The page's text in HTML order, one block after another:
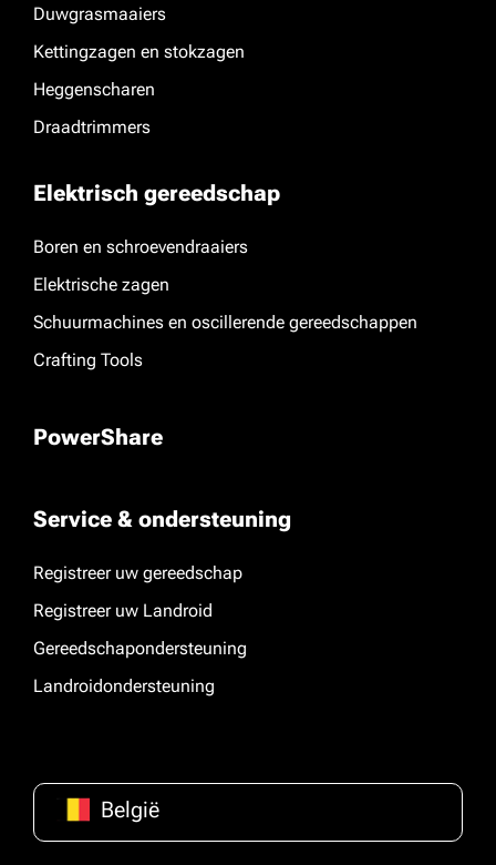
Duwgrasmaaiers
Kettingzagen en stokzagen
Heggenscharen
Draadtrimmers
Elektrisch gereedschap
Boren en schroevendraaiers
Elektrische zagen
Schuurmachines en oscillerende gereedschappen
Crafting Tools
PowerShare
Service & ondersteuning
Registreer uw gereedschap
Registreer uw Landroid
Gereedschapondersteuning
Landroidondersteuning
België